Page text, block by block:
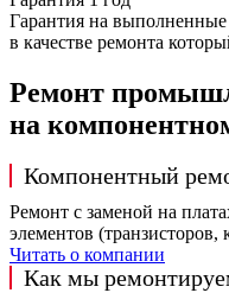
Гарантия на
в качестве ремонта
Ремонт
на
Компонентный
Ремонт с заменой на
элементов
Читать о компании
Как мы